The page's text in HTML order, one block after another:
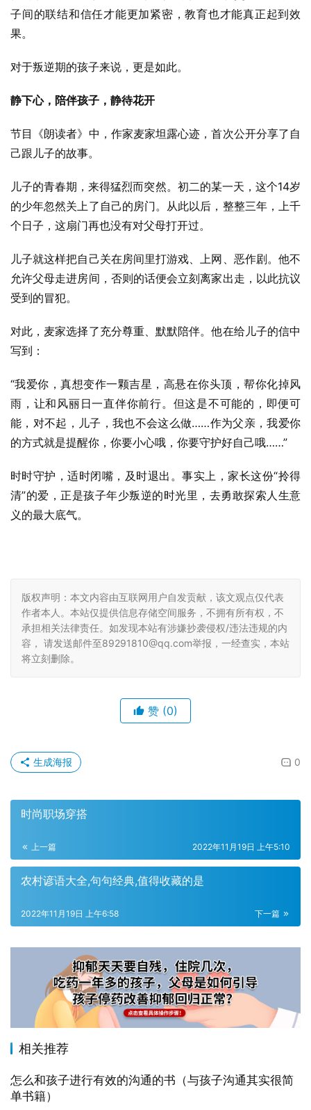
子间的联结和信任才能更加紧密，教育也才能真正起到效
果。
对于叛逆期的孩子来说，更是如此。
静下心，陪伴孩子，静待花开
节目《朗读者》中，作家麦家坦露心迹，首次公开分享了自
己跟儿子的故事。
儿子的青春期，来得猛烈而突然。初二的某一天，这个14岁
的少年忽然关上了自己的房门。从此以后，整整三年，上千
个日子，这扇门再也没有对父母打开过。
儿子就这样把自己关在房间里打游戏、上网、恶作剧。他不
允许父母走进房间，否则的话便会立刻离家出走，以此抗议
受到的冒犯。
对此，麦家选择了充分尊重、默默陪伴。他在给儿子的信中
写到：
“我爱你，真想变作一颗吉星，高悬在你头顶，帮你化掉风
雨，让和风丽日一直伴你前行。但这是不可能的，即便可
能，对不起，儿子，我也不会这么做……作为父亲，我爱你
的方式就是提醒你，你要小心哦，你要守护好自己哦……”
时时守护，适时闭嘴，及时退出。事实上，家长这份“拎得
清”的爱，正是孩子年少叛逆的时光里，去勇敢探索人生意
义的最大底气。
版权声明：本文内容由互联网用户自发贡献，该文观点仅代表
作者本人。本站仅提供信息存储空间服务，不拥有所有权，不
承担相关法律责任。如发现本站有涉嫌抄袭侵权/违法违规的内
容， 请发送邮件至89291810@qq.com举报，一经查实，本站
将立刻删除。
赞 (0)
0
生成海报
时尚职场穿搭
上一篇 2022年11月19日 上午5:10
农村谚语大全,句句经典,值得收藏的是
下一篇
2022年11月19日 上午6:58
相关推荐
怎么和孩子进行有效的沟通的书（与孩子沟通其实很简
单书籍）